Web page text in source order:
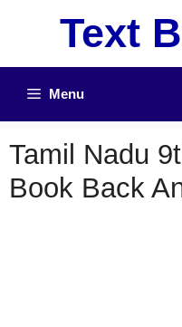
Text
Menu
Tamil Nadu
Book Back